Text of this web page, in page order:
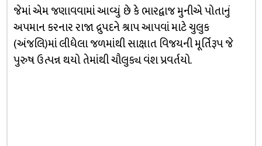
જેમાં એમ જણાવવામાં આવ્યું છે કે ભારદ્વાજ મુનીએ પોતાનું
અપમાન કરનાર રાજા દ્રુપદને શ્રાપ આપવાં માટે ચુલુક
(અંજલિ)માં લીધેલા જળમાંથી સાક્ષાત વિજયની મૂર્તિરૂપ જે
પુરુષ ઉત્પન્ન થયો તેમાંથી ચૌલુક્ય વંશ પ્રવર્તયો.